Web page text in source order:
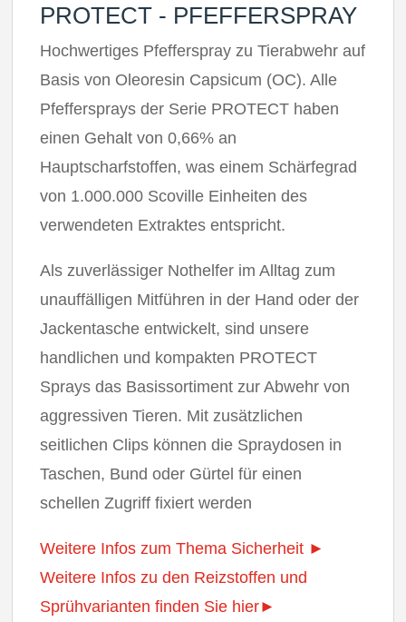
PROTECT - PFEFFERSPRAY
Hochwertiges Pfefferspray zu Tierabwehr auf
Basis von Oleoresin Capsicum (OC). Alle
Pfeffersprays der Serie PROTECT haben
einen Gehalt von 0,66% an
Hauptscharfstoffen, was einem Schärfegrad
von 1.000.000 Scoville Einheiten des
verwendeten Extraktes entspricht.
Als zuverlässiger Nothelfer im Alltag zum
unauffälligen Mitführen in der Hand oder der
Jackentasche entwickelt, sind unsere
handlichen und kompakten PROTECT
Sprays das Basissortiment zur Abwehr von
aggressiven Tieren. Mit zusätzlichen
seitlichen Clips können die Spraydosen in
Taschen, Bund oder Gürtel für einen
schellen Zugriff fixiert werden
Weitere Infos zum Thema Sicherheit ►
Weitere Infos zu den Reizstoffen und
Sprühvarianten finden Sie hier►